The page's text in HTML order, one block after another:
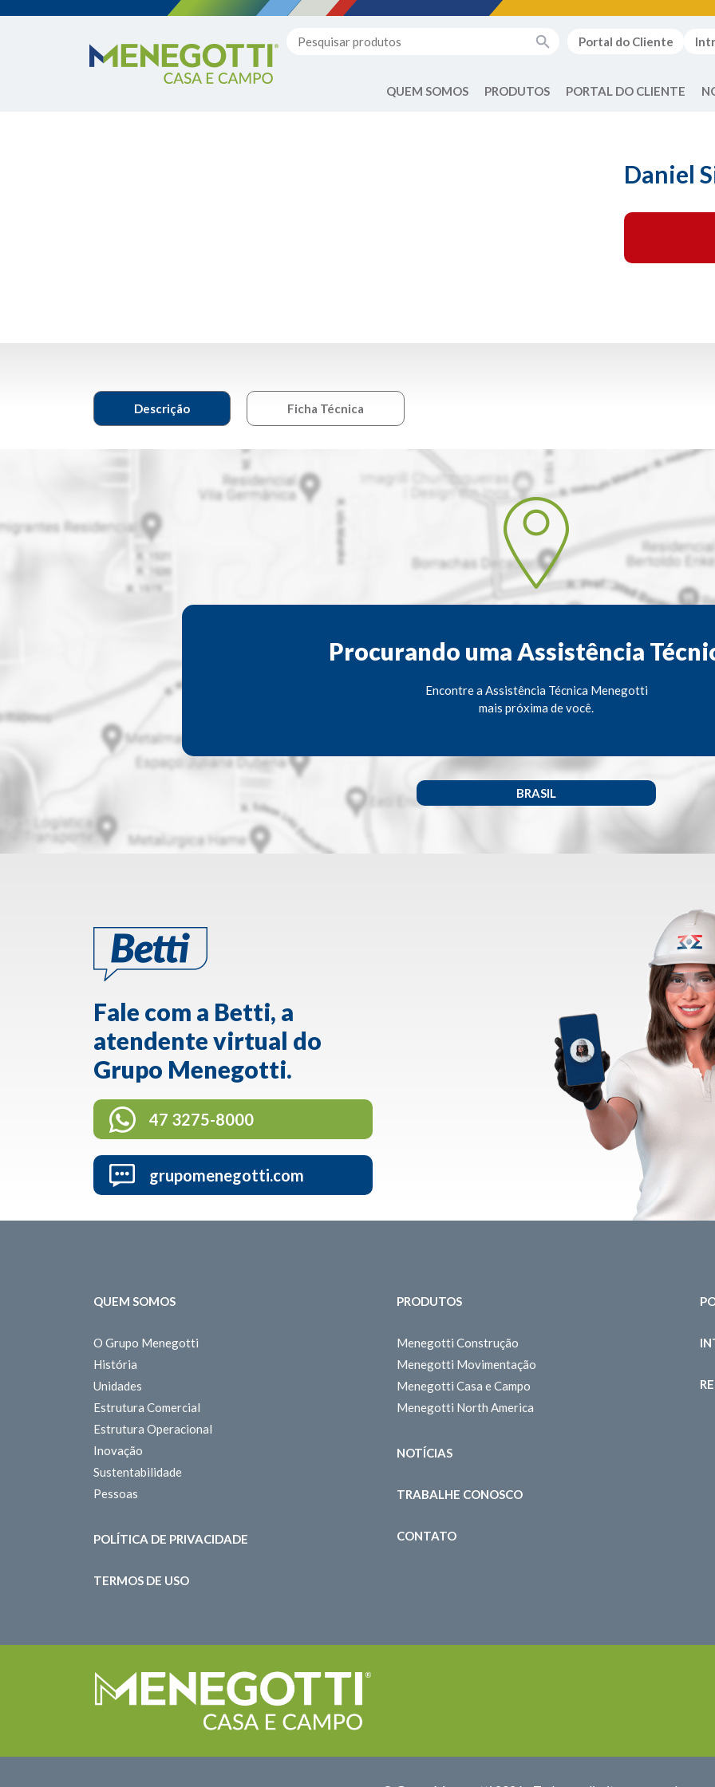
Portal do Cliente
QUEM SOMOS PRODUTOS PORTAL DO CLIENTE
Daniel
Descrição Ficha Técnica
Procurando uma Assistência
Encontre a Assistência Técnica Menegotti
mais próxima de você.
BRASIL
Fale com a Betti, a
atendente virtual do
Grupo Menegotti.
47 3275-8000
grupomenegotti.com
QUEM SOMOS
O Grupo Menegotti
História
Unidades
Estrutura Comercial
Estrutura Operacional
Inovação
Sustentabilidade
Pessoas
POLÍTICA DE PRIVACIDADE
TERMOS DE USO
PRODUTOS
Menegotti Construção
Menegotti Movimentação
Menegotti Casa e Campo
Menegotti North America
NOTÍCIAS
TRABALHE CONOSCO
CONTATO